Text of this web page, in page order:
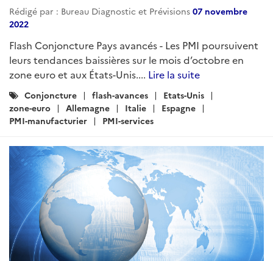
Rédigé par : Bureau Diagnostic et Prévisions 07 novembre
2022
Flash Conjoncture Pays avancés - Les PMI poursuivent
leurs tendances baissières sur le mois d’octobre en
zone euro et aux États-Unis.... Lire la suite
Catégories
:
Conjoncture flash-avances
Etats-Unis
zone-euro
Allemagne Italie
Espagne
PMI-manufacturier
PMI-services